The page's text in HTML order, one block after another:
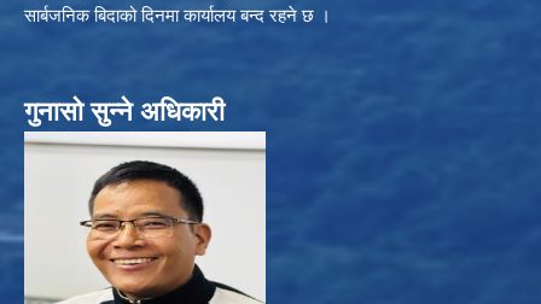
सार्बजनिक बिदाको दिनमा कार्यालय बन्द रहने छ ।
गुनासो सुन्ने अधिकारी